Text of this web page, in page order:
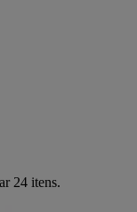
24 itens.